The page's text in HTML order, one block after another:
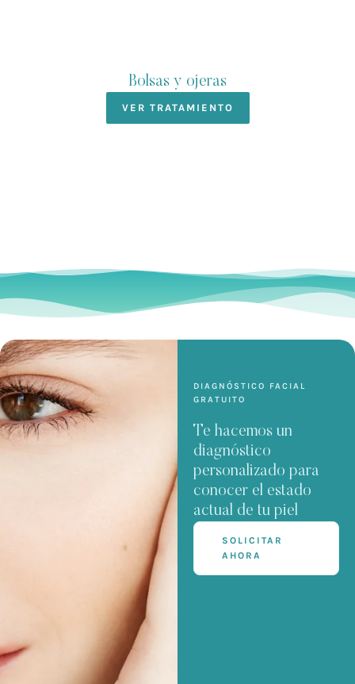
Bolsas y ojeras
VER TRATAMIENTO
DIAGNÓSTICO FACIAL
GRATUITO
Te hacemos un
diagnóstico
personalizado para
conocer el estado
actual de tu piel
SOLICITAR
AHORA